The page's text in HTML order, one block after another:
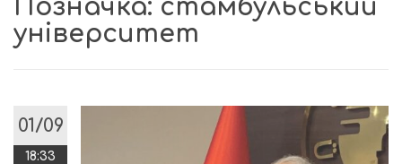
Позначка: стамбульський
університет
01/09
18:33